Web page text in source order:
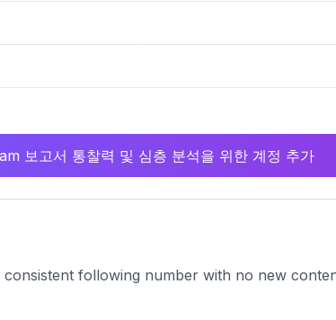
보고서 통찰력 및 심층 분석을 위한 계정 추가
following number with no new